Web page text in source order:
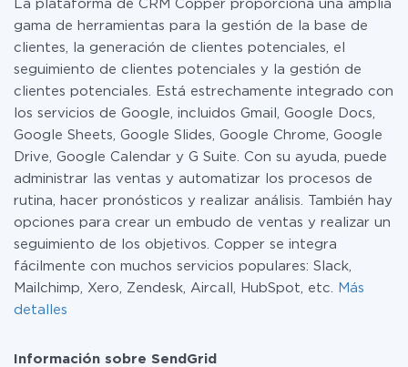
tarifas.
La plataforma de CRM Copper proporciona una amplia
gama de herramientas para la gestión de la base de
clientes, la generación de clientes potenciales, el
seguimiento de clientes potenciales y la gestión de
clientes potenciales. Está estrechamente integrado con
los servicios de Google, incluidos Gmail, Google Docs,
Google Sheets, Google Slides, Google Chrome, Google
Drive, Google Calendar y G Suite. Con su ayuda, puede
administrar las ventas y automatizar los procesos de
rutina, hacer pronósticos y realizar análisis. También hay
opciones para crear un embudo de ventas y realizar un
seguimiento de los objetivos. Copper se integra
fácilmente con muchos servicios populares: Slack,
Mailchimp, Xero, Zendesk, Aircall, HubSpot, etc.
Más
detalles
Información sobre SendGrid